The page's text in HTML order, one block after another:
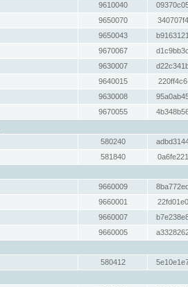
9610040
9650070
9650043
9670067
9630007
9640015
9630008
9670055
580240
581840
9660009
9660001
9660007
9660005
580412